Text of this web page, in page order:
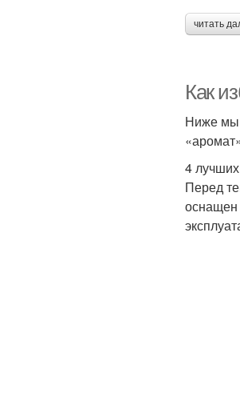
читать
Как
Ниже мы
4
Перед
оснащен